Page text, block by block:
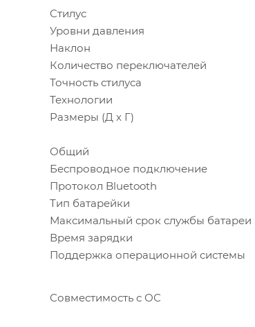
Стилус
Уровни давления
Наклон
Количество переключателей
Точность стилуса
Технологии
Размеры (Д х Г)
Общий
Беспроводное подключение
Протокол Bluetooth
Тип батарейки
Максимальный срок службы батареи
Время зарядки
Поддержка операционной системы
Совместимость с ОС